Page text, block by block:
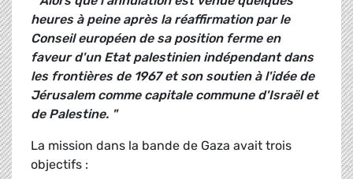
heures à peine après la réaffirmation par le
Conseil européen de sa position ferme en
faveur d'un Etat palestinien indépendant dans
les frontières de 1967 et son soutien à l'idée de
Jérusalem comme capitale commune d'Israël et
de Palestine. "
La mission dans la bande de Gaza avait trois
objectifs :